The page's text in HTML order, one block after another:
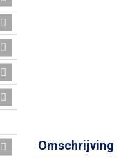
Omschrijving